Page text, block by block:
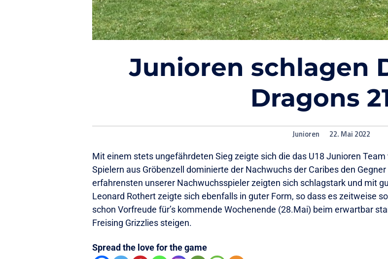
Junioren schlagen
Dragons
Junioren 22. Mai 2022
Mit einem stets ungefährdeten Sieg zeigte sich die das U18 Junioren
Spielern aus Gröbenzell dominierte der Nachwuchs der Caribes den
erfahrensten unserer Nachwuchsspieler zeigten sich schlagstark und mit
Leonard Rothert zeigte sich ebenfalls in guter Form, so dass es zeitweise
schon Vorfreude für’s kommende Wochenende (28.Mai) beim erwartbar
Freising Grizzlies steigen.
Spread the love for the game